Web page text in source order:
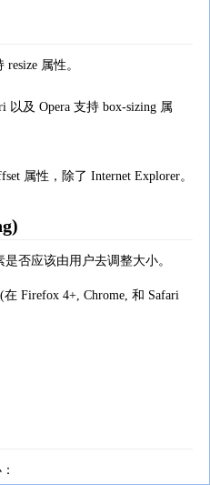
属性。
以及 Opera 支持 box-sizing 属
属性，除了 Internet Explorer。
是否应该由用户去调整大小。
Firefox 4+, Chrome, 和 Safari